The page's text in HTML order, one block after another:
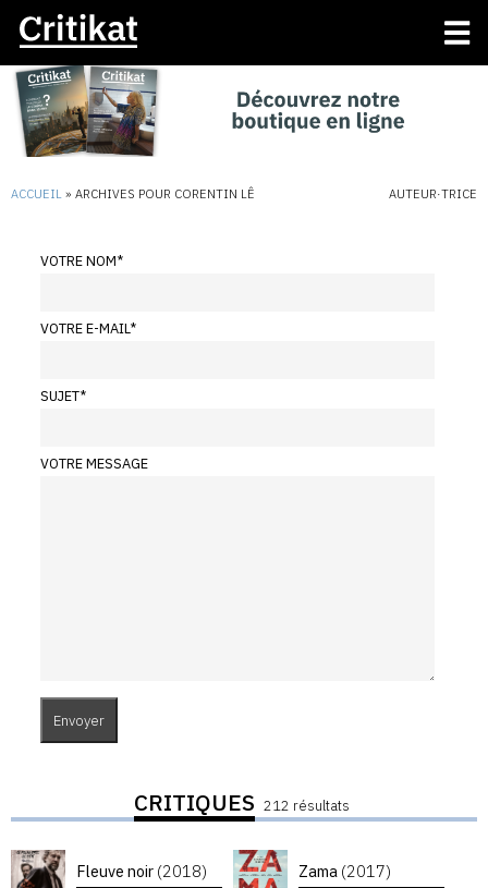
ACCUEIL » ARCHIVES POUR CORENTIN LÊ AUTEUR·TRICE
VOTRE NOM*
VOTRE E-MAIL*
SUJET*
VOTRE MESSAGE
CRITIQUES 212 résultats
Fleuve noir (2018) Zama (2017)